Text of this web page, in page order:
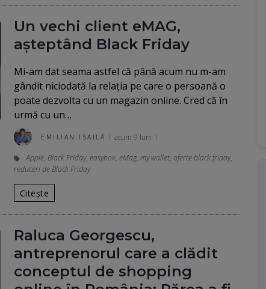
Un vechi client eMAG,
așteptând Black Friday
Mi-am dat seama astfel că până acum nu m-am
gândit niciodată la relația pe care o persoană o
poate dezvolta cu un magazin online. Cred că în
urmă cu un…
EMILIAN ISAILĂ acum 9 luni
Apple, Black Friday, easybox, eMag, my wallet, oferte black friday,
reduceri de Black Friday
Citește
Raluca Georgescu,
antreprenorul care a clădit
conceptul de shopping